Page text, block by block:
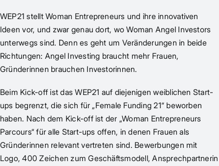
WEP21 stellt Woman Entrepreneurs und ihre innovativen
Ideen vor, und zwar genau dort, wo Woman Angel Investors
unterwegs sind. Denn es geht um Veränderungen in beide
Richtungen: Angel Investing braucht mehr Frauen,
Gründerinnen brauchen Investorinnen.
Beim Kick-off ist das WEP21 auf diejenigen weiblichen Start-
ups begrenzt, die sich für „Female Funding 21“ beworben
haben. Nach dem Kick-off ist der „Woman Entrepreneurs
Parcours“ für alle Start-ups offen, in denen Frauen als
Gründerinnen relevant vertreten sind. Bewerbungen mit
Logo, 400 Zeichen zum Geschäftsmodell, Ansprechpartnerin